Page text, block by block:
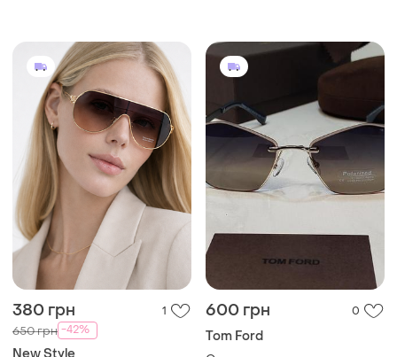
380 грн 1
650 грн -42%
600 грн 0
Tom Ford